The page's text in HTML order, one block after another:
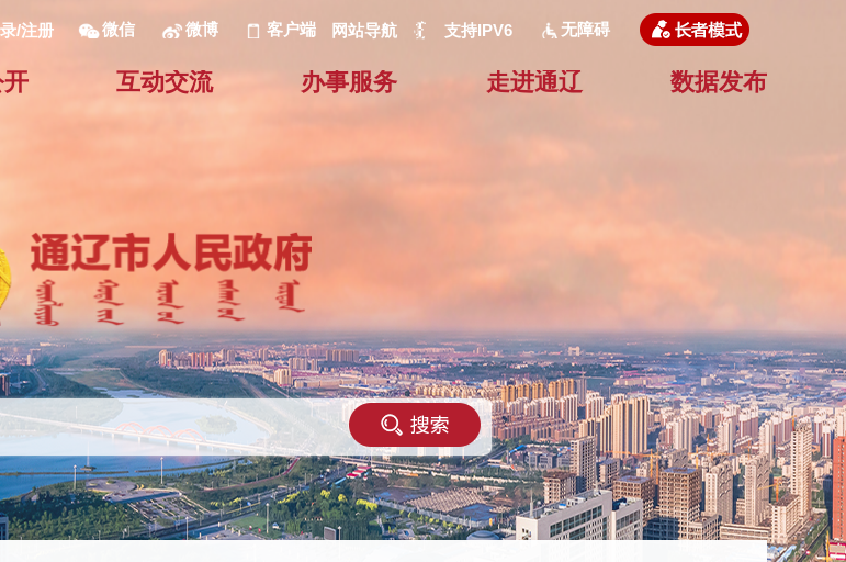
/注册 微信 微博 客户端 网站导航 支持IPV6 无障碍
互动交流 办事服务 走进通辽 数据发布